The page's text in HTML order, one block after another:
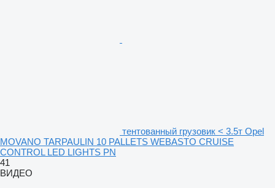
тентованный грузовик < 3.5т Opel
MOVANO TARPAULIN 10 PALLETS WEBASTO CRUISE
CONTROL LED LIGHTS PN
41
ВИДЕО